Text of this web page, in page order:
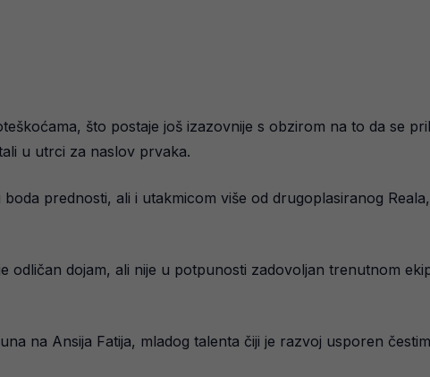
što postaje još izazovnije s obzirom na to da se
u utrci za naslov prvaka.
prednosti, ali i utakmicom više od drugoplasiranog
odličan dojam, ali nije u potpunosti zadovoljan trenutnom
na Ansija Fatija, mladog talenta čiji je razvoj usporen